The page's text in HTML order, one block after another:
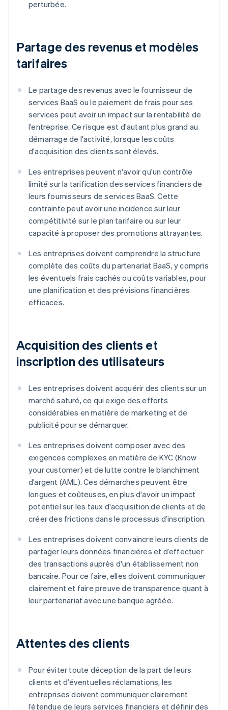
perturbée.
Partage des revenus et modèles
tarifaires
Le partage des revenus avec le fournisseur de
services BaaS ou le paiement de frais pour ses
services peut avoir un impact sur la rentabilité de
l’entreprise. Ce risque est d'autant plus grand au
démarrage de l'activité, lorsque les coûts
d'acquisition des clients sont élevés.
Les entreprises peuvent n'avoir qu'un contrôle
limité sur la tarification des services financiers de
leurs fournisseurs de services BaaS. Cette
contrainte peut avoir une incidence sur leur
compétitivité sur le plan tarifaire ou sur leur
capacité à proposer des promotions attrayantes.
Les entreprises doivent comprendre la structure
complète des coûts du partenariat BaaS, y compris
les éventuels frais cachés ou coûts variables, pour
une planification et des prévisions financières
efficaces.
Acquisition des clients et
inscription des utilisateurs
Les entreprises doivent acquérir des clients sur un
marché saturé, ce qui exige des efforts
considérables en matière de marketing et de
publicité pour se démarquer.
Les entreprises doivent composer avec des
exigences complexes en matière de KYC (Know
your customer) et de lutte contre le blanchiment
d’argent (AML). Ces démarches peuvent être
longues et coûteuses, en plus d'avoir un impact
potentiel sur les taux d'acquisition de clients et de
créer des frictions dans le processus d’inscription.
Les entreprises doivent convaincre leurs clients de
partager leurs données financières et d’effectuer
des transactions auprès d'un établissement non
bancaire. Pour ce faire, elles doivent communiquer
clairement et faire preuve de transparence quant à
leur partenariat avec une banque agréée.
Attentes des clients
Pour éviter toute déception de la part de leurs
clients et d’éventuelles réclamations, les
entreprises doivent communiquer clairement
l’étendue de leurs services financiers et définir des